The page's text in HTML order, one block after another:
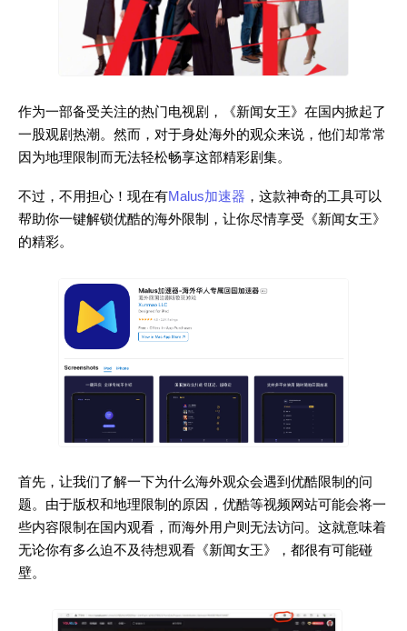
作为一部备受关注的热门电视剧，《新闻女王》在国内掀起了
一股观剧热潮。然而，对于身处海外的观众来说，他们却常常
因为地理限制而无法轻松畅享这部精彩剧集。
不过，不用担心！现在有Malus加速器 ，这款神奇的工具可以
帮助你一键解锁优酷的海外限制，让你尽情享受《新闻女王》
的精彩。
首先，让我们了解一下为什么海外观众会遇到优酷限制的问
题。由于版权和地理限制的原因，优酷等视频网站可能会将一
些内容限制在国内观看，而海外用户则无法访问。这就意味着
无论你有多么迫不及待想观看《新闻女王》，都很有可能碰
壁。